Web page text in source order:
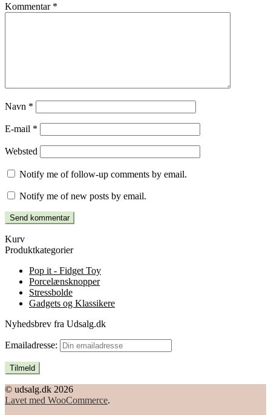
Kommentar *
Navn *
E-mail *
Websted
Notify me of follow-up comments by email.
Notify me of new posts by email.
Kurv
Produktkategorier
Pop it - Fidget Toy
Porcelænsknopper
Stressbolde
Gadgets og Klassikere
Nyhedsbrev fra Udsalg.dk
Emailadresse:
© udsalg.dk 2026
Lavet med WooCommerce.